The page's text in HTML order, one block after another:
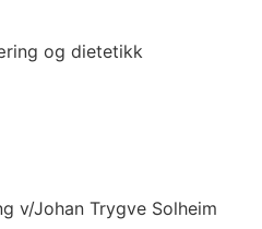
og dietetikk
v/Johan Trygve Solheim